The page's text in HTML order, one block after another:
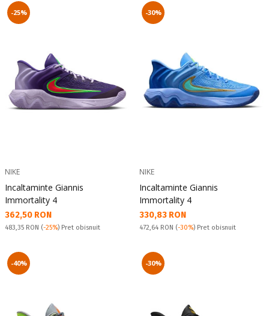
-25%
NIKE
Incaltaminte Giannis
Immortality 4
Текуща цена:
362,50 RON
Pret obisnuit:
483,35 RON (-25%) Pret obisnuit
-30%
NIKE
Incaltaminte Giannis
Immortality 4
Текуща цена:
330,83 RON
Pret obisnuit:
472,64 RON (-30%) Pret obisnuit
-40% -30%